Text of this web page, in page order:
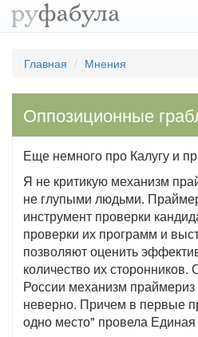
Главная Мнения
Оппозиционные
Еще немного про Калугу и
Я не критикую механизм
не глупыми людьми.
инструмент проверки
проверки их программ и
позволяют оценить
количество их сторонников.
России механизм праймериз
неверно. Причем в первые
одно место" провела